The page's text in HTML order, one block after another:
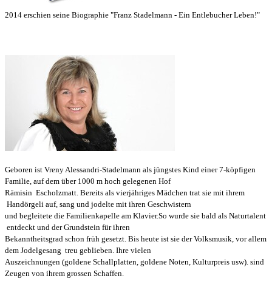
2014 erschien seine Biographie "Franz Stadelmann - Ein Entlebucher Leben!"
Geboren ist Vreny Alessandri-Stadelmann als jüngstes Kind einer 7-köpfigen
Familie, auf dem über 1000 m hoch gelegenen Hof
Rämisin Escholzmatt. Bereits als vierjähriges Mädchen trat sie mit ihrem
Handörgeli auf, sang und jodelte mit ihren Geschwistern
und begleitete die Familienkapelle am Klavier.So wurde sie bald als Naturtalent
entdeckt und der Grundstein für ihren
Bekanntheitsgrad schon früh gesetzt. Bis heute ist sie der Volksmusik, vor allem
dem Jodelgesang treu geblieben. Ihre vielen
Auszeichnungen (goldene Schallplatten, goldene Noten, Kulturpreis usw). sind
Zeugen von ihrem grossen Schaffen.